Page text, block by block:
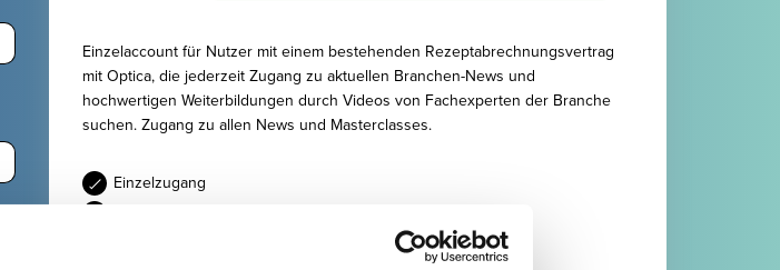
Einzelaccount für Nutzer mit einem bestehenden Rezeptabrechnungsvertrag
mit Optica, die jederzeit Zugang zu aktuellen Branchen-News und
hochwertigen Weiterbildungen durch Videos von Fachexperten der Branche
suchen. Zugang zu allen News und Masterclasses.
Einzelzugang